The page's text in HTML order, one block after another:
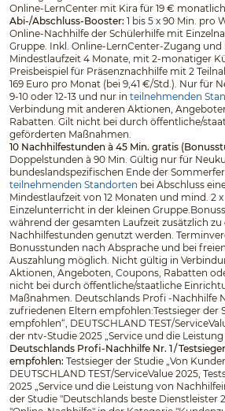
Online-LernCenter mit Kira für 19 €
Abi-/Abschluss-Booster: 1 bis 5 x 90 Min. pro
Online-Nachhilfe der Schülerhilfe mit
Gruppe. Inkl. Online-LernCenter-Zugang und
Mindestlaufzeit 4 Monate, mit 2-monatiger
Preisbeispiel für Präsenznachhilfe mit 2
169 Euro pro Monat (bei 9,41 €/Std.). Nur für
9-10 oder 12-13 und nur in teilnehmenden
Verbindung mit anderen Aktionen,
Rabatten. Gilt nicht bei durch öffentliche/
geförderten Maßnahmen.
10 Nachhilfestunden à 45 Min. gratis
Doppelstunden à 90 Min. Gültig nur für
bundeslandspezifischen Ende der
teilnehmenden Standorten bei Abschluss
Mindestlaufzeit von 12 Monaten und mind. 2
Einzelunterricht in der kleinen
während der gesamten Laufzeit zusätzlich zu
Nachhilfestunden genutzt werden.
Bonusstunden nach Absprache und bei
Auszahlung möglich. Nicht gültig in
Aktionen, Angeboten, Coupons, Rabatten
nicht bei durch öffentliche/staatliche
Maßnahmen. Deutschlands Profi -Nachhilfe
zufriedenen Eltern empfohlen:Testsieger der
empfohlen“, DEUTSCHLAND TEST/
der ntv-Studie 2025 „Service und die
Deutschlands Profi-Nachhilfe Nr. 1 /
empfohlen: Testsieger der Studie „Von
DEUTSCHLAND TEST/ServiceValue 2025,
2025 „Service und die Leistung von
der Studie "Deutschlands beste Dienstleister